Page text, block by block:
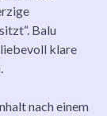
Balu
klare
nach einem